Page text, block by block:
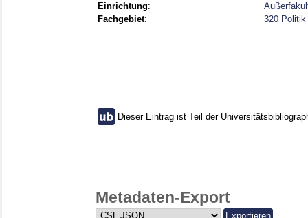
Einrichtung:
Fachgebiet: 320 Politik
Dieser Eintrag ist Teil der
Metadaten-Export